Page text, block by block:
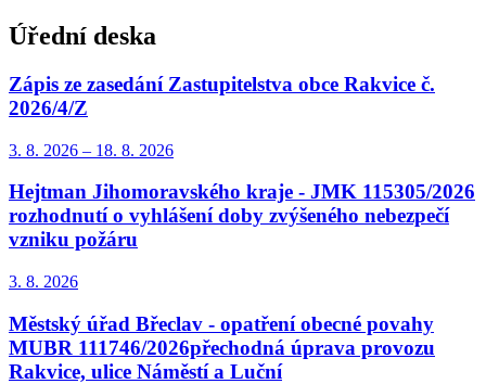
Úřední deska
Zápis ze zasedání Zastupitelstva obce Rakvice č.
2026/4/Z
3. 8. 2026 – 18. 8. 2026
Hejtman Jihomoravského kraje - JMK 115305/2026
rozhodnutí o vyhlášení doby zvýšeného nebezpečí
vzniku požáru
3. 8. 2026
Městský úřad Břeclav - opatření obecné povahy
MUBR 111746/2026přechodná úprava provozu
Rakvice, ulice Náměstí a Luční